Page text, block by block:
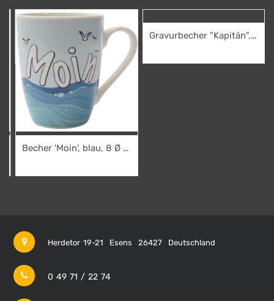
Becher 'Moin', blau, 8 Ø x
Gravurbecher "Kapitän",
Herdetor 19-21 Esens 26427 Deutschland
0 49 71 / 22 74